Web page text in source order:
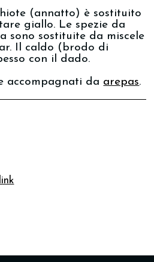
(annatto) è sostituito
giallo. Le spezie da
sono sostituite da miscele
Il caldo (brodo di
con il dado.
accompagnati da arepas.
link